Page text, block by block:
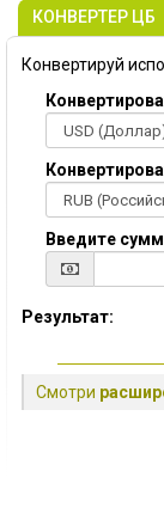
КОНВЕРТЕР ЦБ
Конвертируй
Введите
Результат:
Смотри